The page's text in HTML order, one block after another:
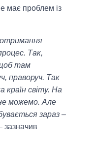
має проблем із
Так,
там
праворуч. Так
країн світу. На
можемо. Але
зараз –
зазначив